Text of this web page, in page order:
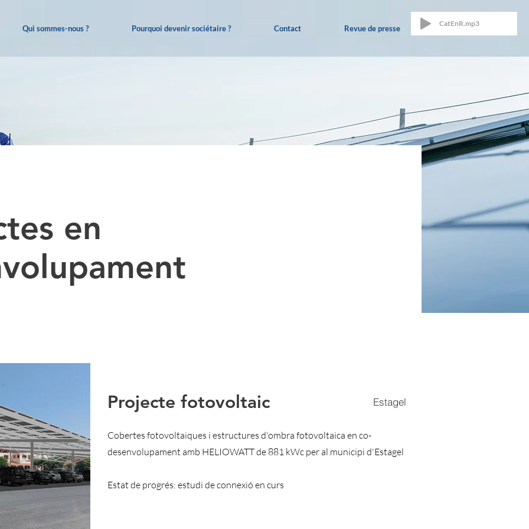
CatEnR.mp3
Qui sommes-nous ? Pourquoi devenir sociétaire ? Contact Revue de presse
en
Projecte fotovoltaic Estagel
Cobertes fotovoltaiques i estructures d'ombra fotovoltaica en co-
desenvolupament amb HELIOWATT de 881 kWc per al municipi d'Estagel
Estat de progrés: estudi de connexió en curs